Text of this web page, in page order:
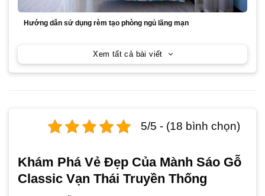
5/5 - (18 bình chọn)
Khám Phá Vẻ Đẹp Của Mành Sáo Gỗ
Classic Vạn Thái Truyền Thống
Hướng dẫn sử dụng rèm tạo phòng ngủ lãng mạn
Xem tất cả bài viết